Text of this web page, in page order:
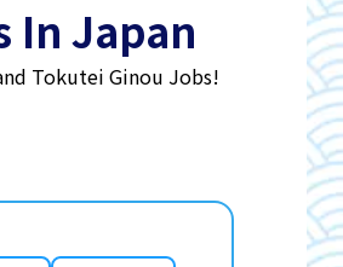
In Japan
Tokutei Ginou Jobs!